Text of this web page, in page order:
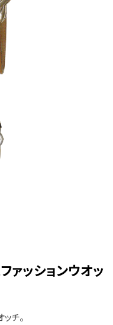
ァッションウオッ
チ。